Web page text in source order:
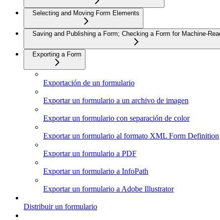
Selecting and Moving Form Elements
Saving and Publishing a Form; Checking a Form for Machine-
Exporting a Form
Exportación de un formulario
Exportar un formulario a un archivo de imagen
Exportar un formulario con separación de color
Exportar un formulario al formato XML Form Definition
Exportar un formulario a PDF
Exportar un formulario a InfoPath
Exportar un formulario a Adobe Illustrator
Distribuir un formulario